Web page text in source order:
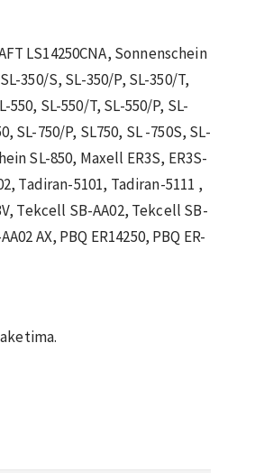
LS14250CNA, Sonnenschein
350/S, SL-350/P, SL-350/T,
550, SL-550/T, SL-550/P, SL-
SL-750/P, SL750, SL -750S, SL-
SL-850, Maxell ER3S, ER3S-
Tadiran-5101, Tadiran-5111 ,
Tekcell SB-AA02, Tekcell SB-
AX, PBQ ER14250, PBQ ER-